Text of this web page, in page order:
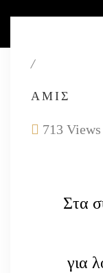
/
ΑΜΊΣ
713 Views
Στα
για